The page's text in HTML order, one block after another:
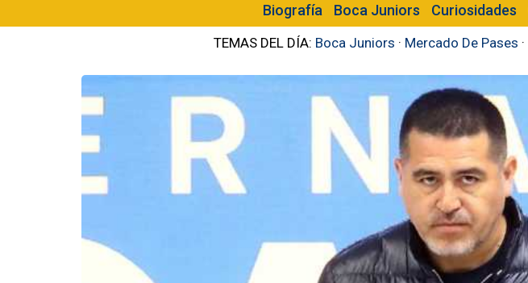
Biografía Boca Juniors Curiosidades
TEMAS DEL DÍA: Boca Juniors · Mercado De Pases ·